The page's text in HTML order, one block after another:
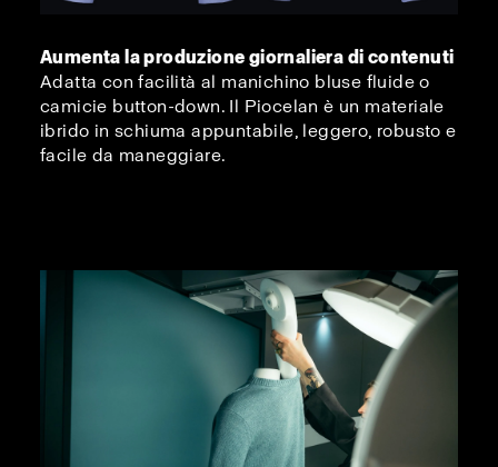
Aumenta la produzione giornaliera di contenuti
Adatta con facilità al manichino bluse fluide o
camicie button-down. Il Piocelan è un materiale
ibrido in schiuma appuntabile, leggero, robusto e
facile da maneggiare.